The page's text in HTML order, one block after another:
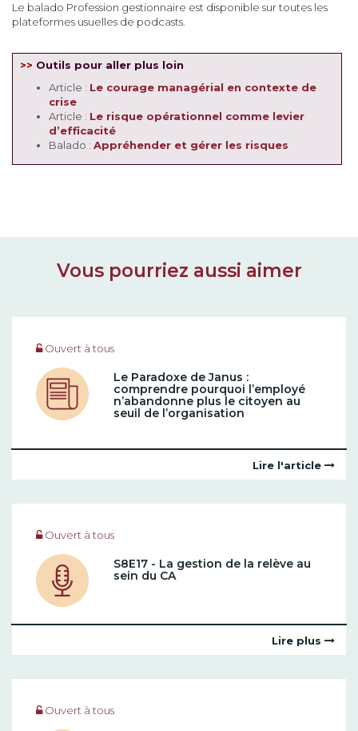
Le balado Profession gestionnaire est disponible sur toutes les
plateformes usuelles de podcasts.
>> Outils pour aller plus loin
Article : Le courage managérial en contexte de
crise
Article : Le risque opérationnel comme levier
d’efficacité
Balado : Appréhender et gérer les risques
Vous pourriez aussi aimer
Ouvert à tous
Le Paradoxe de Janus :
comprendre pourquoi l’employé
n’abandonne plus le citoyen au
seuil de l’organisation
Lire l'article
Ouvert à tous
S8E17 - La gestion de la relève au
sein du CA
Lire plus
Ouvert à tous